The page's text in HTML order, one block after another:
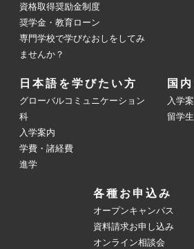
資格取得奨励金制度
奨学金・教育ローン
専門学校で学びなおしをしてみ
ませんか？
日本語を学びたい方
グローバルコミュニケーション
科
入学案内
学費・諸経費
進学
国
入学
留学
各種お申込み
オープンキャンパス
資料請求お申し込み
オンライン相談会